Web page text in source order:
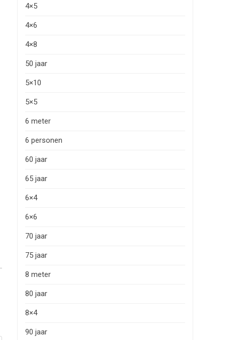
4×5
4×6
4×8
50 jaar
5×10
5×5
6 meter
6 personen
60 jaar
65 jaar
6×4
6×6
70 jaar
75 jaar
8 meter
80 jaar
8×4
90 jaar